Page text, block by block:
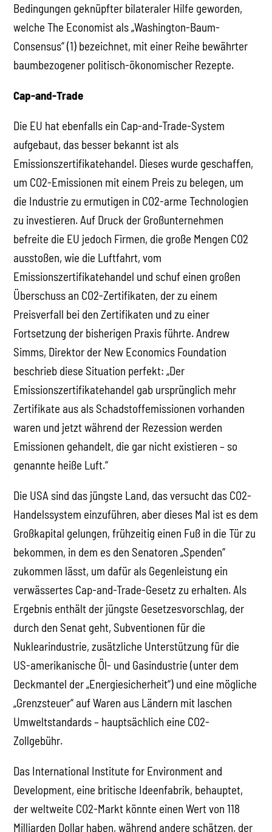
Bedingungen geknüpfter bilateraler Hilfe geworden,
welche The Economist als „Washington-Baum-
Consensus“ (1) bezeichnet, mit einer Reihe bewährter
baumbezogener politisch-ökonomischer Rezepte.
Cap-and-Trade
Die EU hat ebenfalls ein Cap-and-Trade-System
aufgebaut, das besser bekannt ist als
Emissionszertifikatehandel. Dieses wurde geschaffen,
um CO2-Emissionen mit einem Preis zu belegen, um
die Industrie zu ermutigen in CO2-arme Technologien
zu investieren. Auf Druck der Großunternehmen
befreite die EU jedoch Firmen, die große Mengen CO2
ausstoßen, wie die Luftfahrt, vom
Emissionszertifikatehandel und schuf einen großen
Überschuss an CO2-Zertifikaten, der zu einem
Preisverfall bei den Zertifikaten und zu einer
Fortsetzung der bisherigen Praxis führte. Andrew
Simms, Direktor der New Economics Foundation
beschrieb diese Situation perfekt: „Der
Emissionszertifikatehandel gab ursprünglich mehr
Zertifikate aus als Schadstoffemissionen vorhanden
waren und jetzt während der Rezession werden
Emissionen gehandelt, die gar nicht existieren – so
genannte heiße Luft.“
Die USA sind das jüngste Land, das versucht das CO2-
Handelssystem einzuführen, aber dieses Mal ist es dem
Großkapital gelungen, frühzeitig einen Fuß in die Tür zu
bekommen, in dem es den Senatoren „Spenden“
zukommen lässt, um dafür als Gegenleistung ein
verwässertes Cap-and-Trade-Gesetz zu erhalten. Als
Ergebnis enthält der jüngste Gesetzesvorschlag, der
durch den Senat geht, Subventionen für die
Nuklearindustrie, zusätzliche Unterstützung für die
US-amerikanische Öl- und Gasindustrie (unter dem
Deckmantel der „Energiesicherheit“) und eine mögliche
„Grenzsteuer“ auf Waren aus Ländern mit laschen
Umweltstandards – hauptsächlich eine CO2-
Zollgebühr.
Das International Institute for Environment and
Development, eine britische Ideenfabrik, behauptet,
der weltweite CO2-Markt könnte einen Wert von 118
Milliarden Dollar haben, während andere schätzen, der